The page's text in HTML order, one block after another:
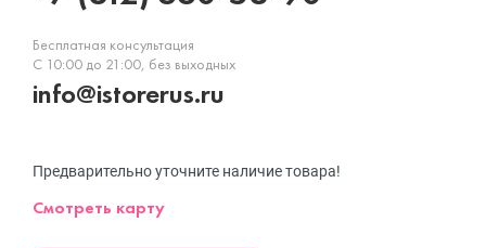
Бесплатная консультация
С 10:00 до 21:00, без выходных
info@istorerus.ru
Предварительно уточните наличие товара!
Смотреть карту